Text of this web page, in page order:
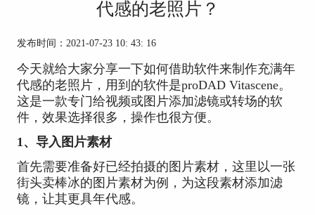
代感的老照片？
发布时间：2021-07-23 10: 43: 16
今天就给大家分享一下如何借助软件来制作充满年
代感的老照片，用到的软件是proDAD Vitascene。
这是一款专门给视频或图片添加滤镜或转场的软
件，效果选择很多，操作也很方便。
1、导入图片素材
首先需要准备好已经拍摄的图片素材，这里以一张
街头卖棒冰的图片素材为例，为这段素材添加滤
镜，让其更具年代感。